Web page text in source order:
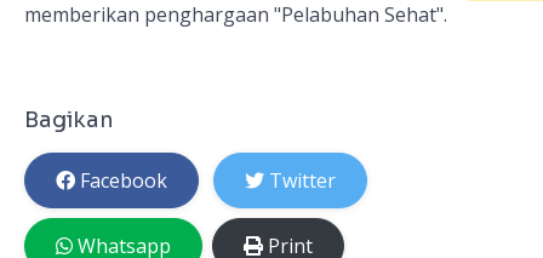
memberikan penghargaan "Pelabuhan Sehat".
Bagikan
Facebook Twitter
Whatsapp Print